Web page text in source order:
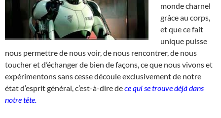
monde charnel
grâce au corps,
et que ce fait
unique puisse
nous permettre de nous voir, de nous rencontrer, de nous
toucher et d’échanger de bien de façons, ce que nous vivons et
expérimentons sans cesse découle exclusivement de notre
état d’esprit général, c’est-à-dire dece qui se trouve déjà dans
notre tête.